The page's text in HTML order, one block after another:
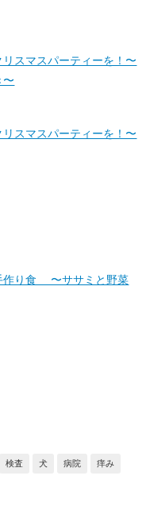
スマスパーティーを！〜
〜
スマスパーティーを！〜
作り食 〜ササミと野菜
検査 犬 病院 痒み